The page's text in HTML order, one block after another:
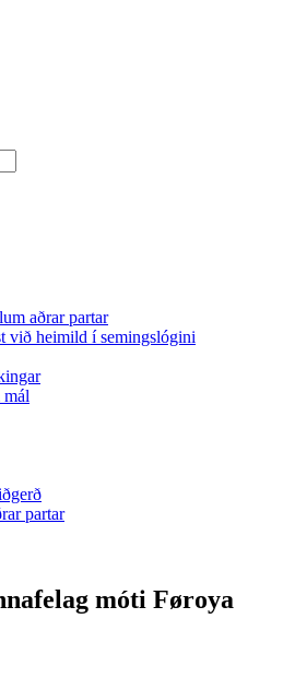
aðrar partar
við heimild í semingslógini
partar
móti Føroya